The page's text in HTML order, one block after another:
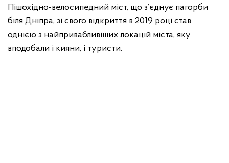
Пішохідно-велосипедний міст, що з’єднує пагорби
біля Дніпра, зі свого відкриття в 2019 році став
однією з найпривабливіших локацій міста, яку
вподобали і кияни, і туристи.